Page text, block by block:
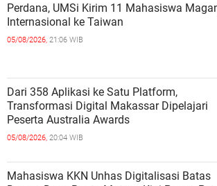
Perdana, UMSi Kirim 11 Mahasiswa
Internasional ke Taiwan
05/08/2026, 21:06 WIB
Dari 358 Aplikasi ke Satu Platform,
Transformasi Digital Makassar Dipelajari
Peserta Australia Awards
05/08/2026, 20:04 WIB
Mahasiswa KKN Unhas Digitalisasi Batas